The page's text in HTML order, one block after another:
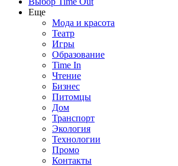
Еще
Мода и красота
Театр
Игры
Образование
Time In
Чтение
Бизнес
Питомцы
Дом
Транспорт
Экология
Технологии
Промо
Контакты